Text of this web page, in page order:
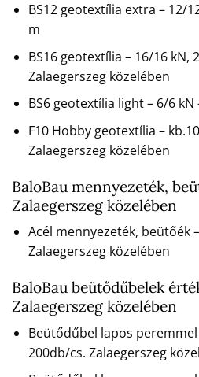
BS12 geotextília extra – 12/
m
BS16 geotextília – 16/16 kN,
Zalaegerszeg közelében
BS6 geotextília light – 6/6 kN
F10 Hobby geotextília –
Zalaegerszeg közelében
BaloBau mennyezeték,
Zalaegerszeg közelében
Acél mennyezeték, beütőék
Zalaegerszeg közelében
BaloBau beütődűbelek
Zalaegerszeg közelében
Beütődűbel lapos peremmel
200db/cs. Zalaegerszeg